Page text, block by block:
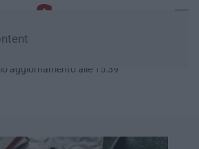
aggiornamento alle 15:39